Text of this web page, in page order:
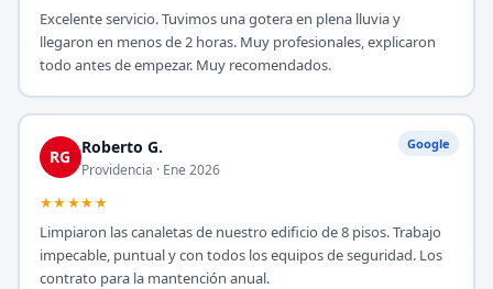
Excelente servicio. Tuvimos una gotera en plena lluvia y
llegaron en menos de 2 horas. Muy profesionales, explicaron
todo antes de empezar. Muy recomendados.
Google
RG Roberto G.
Providencia · Ene 2026
★★★★★
Limpiaron las canaletas de nuestro edificio de 8 pisos. Trabajo
impecable, puntual y con todos los equipos de seguridad. Los
contrato para la mantención anual.